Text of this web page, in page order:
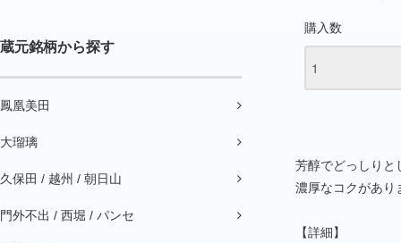
蔵元銘柄から探す
鳳凰美田
大瑠璃
久保田 / 越州 / 朝日山
門外不出 / 西堀 / パンセ
購入数
芳醇でどっしりと
濃厚なコクがあり
【詳細】